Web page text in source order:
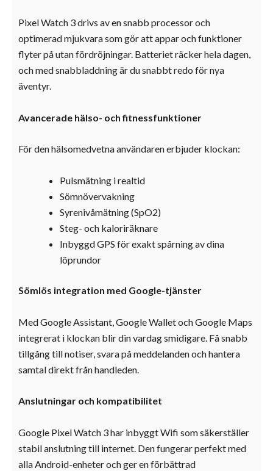
Pixel Watch 3 drivs av en snabb processor och
optimerad mjukvara som gör att appar och funktioner
flyter på utan fördröjningar. Batteriet räcker hela dagen,
och med snabbladdning är du snabbt redo för nya
äventyr.
Avancerade hälso- och fitnessfunktioner
För den hälsomedvetna användaren erbjuder klockan:
Pulsmätning i realtid
Sömnövervakning
Syrenivåmätning (SpO2)
Steg- och kaloriräknare
Inbyggd GPS för exakt spårning av dina
löprundor
Sömlös integration med Google-tjänster
Med Google Assistant, Google Wallet och Google Maps
integrerat i klockan blir din vardag smidigare. Få snabb
tillgång till notiser, svara på meddelanden och hantera
samtal direkt från handleden.
Anslutningar och kompatibilitet
Google Pixel Watch 3 har inbyggt Wifi som säkerställer
stabil anslutning till internet. Den fungerar perfekt med
alla Android-enheter och ger en förbättrad